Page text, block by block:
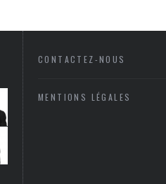
CONTACTEZ-NOUS
MENTIONS LÉGALES